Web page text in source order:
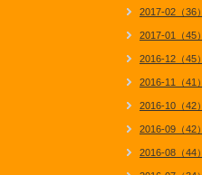
2017-02（36）
2017-01（45）
2016-12（45）
2016-11（41）
2016-10（42）
2016-09（42）
2016-08（44）